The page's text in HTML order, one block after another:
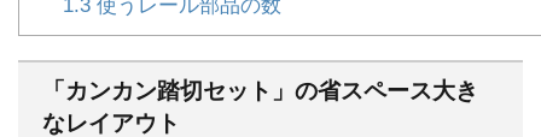
1.3使うレール部品の数
「カンカン踏切セット」の省スペース大き
なレイアウト